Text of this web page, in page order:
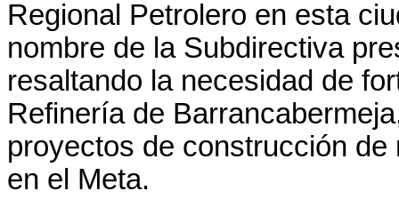
Regional Petrolero en esta
nombre de la Subdirectiva
resaltando la necesidad de
Refinería de
proyectos de construcción
en el Meta.